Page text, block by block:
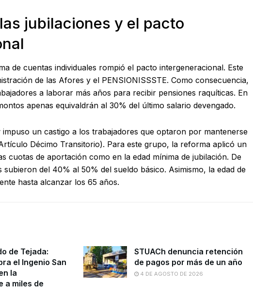
jubilaciones y el pacto
de cuentas individuales rompió el pacto intergeneracional. Este
de las Afores y el PENSIONISSSTE. Como consecuencia,
a laborar más años para recibir pensiones raquíticas. En
apenas equivaldrán al 30% del último salario devengado.
un castigo a los trabajadores que optaron por mantenerse
Décimo Transitorio). Para este grupo, la reforma aplicó un
cuotas de aportación como en la edad mínima de jubilación. De
del 40% al 50% del sueldo básico. Asimismo, la edad de
hasta alcanzar los 65 años.
de Tejada:
el Ingenio San
la
a miles de
STUACh denuncia retención
de pagos por más de un año
4 DE AGOSTO DE 2026